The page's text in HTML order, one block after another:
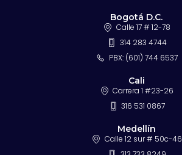
Bogotá D.C.
Calle 17 # 12-78
314 283 4744
PBX: (601) 744 6537
Cali
Carrera 1 #23-26
316 531 0867
Medellín
Calle 12 sur # 50c-46